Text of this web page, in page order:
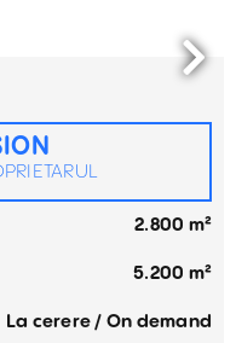
2.800 m²
5.200 m²
La cerere / On demand